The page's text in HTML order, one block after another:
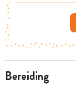
bereiding